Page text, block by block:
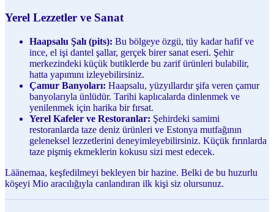
Yerel Lezzetler ve Sanat
Haapsalu Şalı (pits): Bu bölgeye özgü, tüy kadar hafif ve
ince, el işi dantel şallar, gerçek birer sanat eseri. Şehir
merkezindeki küçük butiklerde bu zarif ürünleri bulabilir,
hatta yapımını izleyebilirsiniz.
Çamur Banyoları: Haapsalu, yüzyıllardır şifa veren çamur
banyolarıyla ünlüdür. Tarihi kaplıcalarda dinlenmek ve
yenilenmek için harika bir fırsat.
Yerel Kafeler ve Restoranlar: Şehirdeki samimi
restoranlarda taze deniz ürünleri ve Estonya mutfağının
geleneksel lezzetlerini deneyimleyebilirsiniz. Küçük fırınlarda
taze pişmiş ekmeklerin kokusu sizi mest edecek.
Läänemaa, keşfedilmeyi bekleyen bir hazine. Belki de bu huzurlu
köşeyi Mio aracılığıyla canlandıran ilk kişi siz olursunuz.